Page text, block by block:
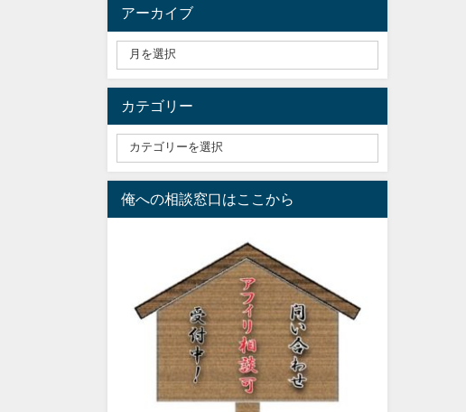
アーカイブ
カテゴリー
俺への相談窓口はここから